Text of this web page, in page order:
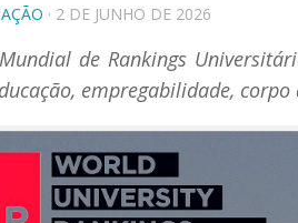
· 2 DE JUNHO DE 2026
de Rankings
empregabilidade, corpo